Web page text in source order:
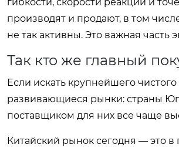
производят и продают, в том
не так активны. Это важная часть
Так кто же главный
Если искать крупнейшего
развивающиеся рынки: страны
поставщиком для них все чаще
Китайский рынок сегодня — это